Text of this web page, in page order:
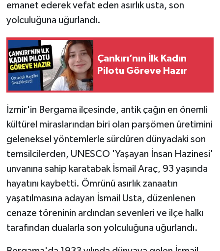
emanet ederek vefat eden asırlık usta, son
yolculuğuna uğurlandı.
Çankırı’nın İlk Kadın
Pilotu Göreve Hazır
İzmir'in Bergama ilçesinde, antik çağın en önemli
kültürel miraslarından biri olan parşömen üretimini
geleneksel yöntemlerle sürdüren dünyadaki son
temsilcilerden, UNESCO 'Yaşayan İnsan Hazinesi'
unvanına sahip karatabak İsmail Araç, 93 yaşında
hayatını kaybetti. Ömrünü asırlık zanaatın
yaşatılmasına adayan İsmail Usta, düzenlenen
cenaze töreninin ardından sevenleri ve ilçe halkı
tarafından dualarla son yolculuğuna uğurlandı.